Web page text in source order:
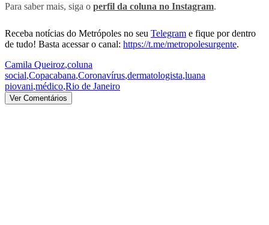
Para saber mais, siga o perfil da coluna no Instagram.
Receba notícias do Metrópoles no seu Telegram e fique por dentro
de tudo! Basta acessar o canal: https://t.me/metropolesurgente.
Camila Queiroz,coluna
social,Copacabana,Coronavírus,dermatologista,luana
piovani,médico,Rio de Janeiro
Ver Comentários